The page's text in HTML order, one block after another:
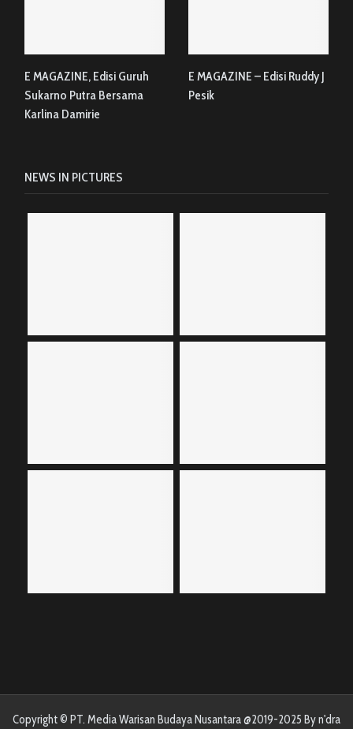
E MAGAZINE, Edisi Guruh
Sukarno Putra Bersama
Karlina Damirie
E MAGAZINE – Edisi Ruddy J
Pesik
NEWS IN PICTURES
Copyright © PT. Media Warisan Budaya Nusantara @2019-2025 By n'dra